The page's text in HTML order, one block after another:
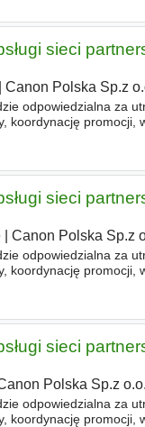
sieci
Canon Polska Sp.z
odpowiedzialna za
koordynację promocji,
sieci
| Canon Polska Sp.z
odpowiedzialna za
koordynację promocji,
sieci
Polska Sp.z o.o.
odpowiedzialna za
koordynację promocji,